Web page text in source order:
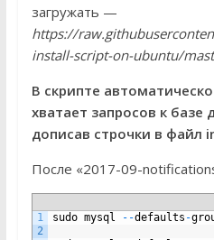
загружать —
https://
install-script-on-ubuntu/
В скрипте
хватает запросов к базе
дописав строчки в файл
После «2017-09-
1
2
sudo mysql --defaults -